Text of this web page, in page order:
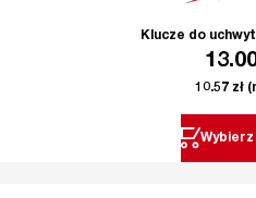
Klucze do
10.57 zł